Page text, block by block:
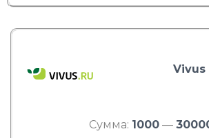
Vivus
Сумма: 1000 —